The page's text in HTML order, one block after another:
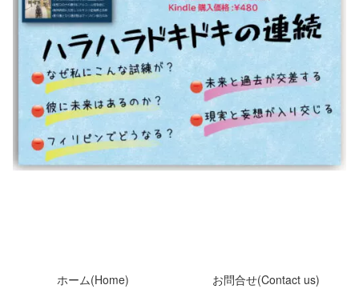
ホーム(Home) お問合せ(Contact us)